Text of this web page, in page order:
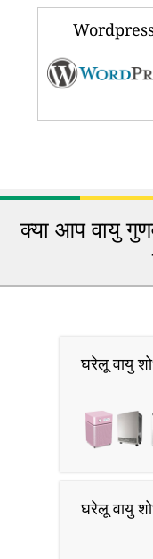
क्या आप वायु
घरेलू वायु
घरेलू वायु